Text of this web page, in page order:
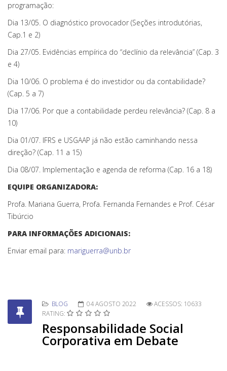
programação:
Dia 13/05. O diagnóstico provocador (Seções introdutórias,
Cap.1 e 2)
Dia 27/05. Evidências empírica do “declínio da relevância” (Cap. 3
e 4)
Dia 10/06. O problema é do investidor ou da contabilidade?
(Cap. 5 a 7)
Dia 17/06. Por que a contabilidade perdeu relevância? (Cap. 8 a
10)
Dia 01/07. IFRS e USGAAP já não estão caminhando nessa
direção? (Cap. 11 a 15)
Dia 08/07. Implementação e agenda de reforma (Cap. 16 a 18)
EQUIPE ORGANIZADORA:
Profa. Mariana Guerra, Profa. Fernanda Fernandes e Prof. César
Tibúrcio
PARA INFORMAÇÕES ADICIONAIS:
Enviar email para: mariguerra@unb.br
BLOG 04 AGOSTO 2022
ACESSOS: 10633
RATING:
Responsabilidade Social
Corporativa em Debate